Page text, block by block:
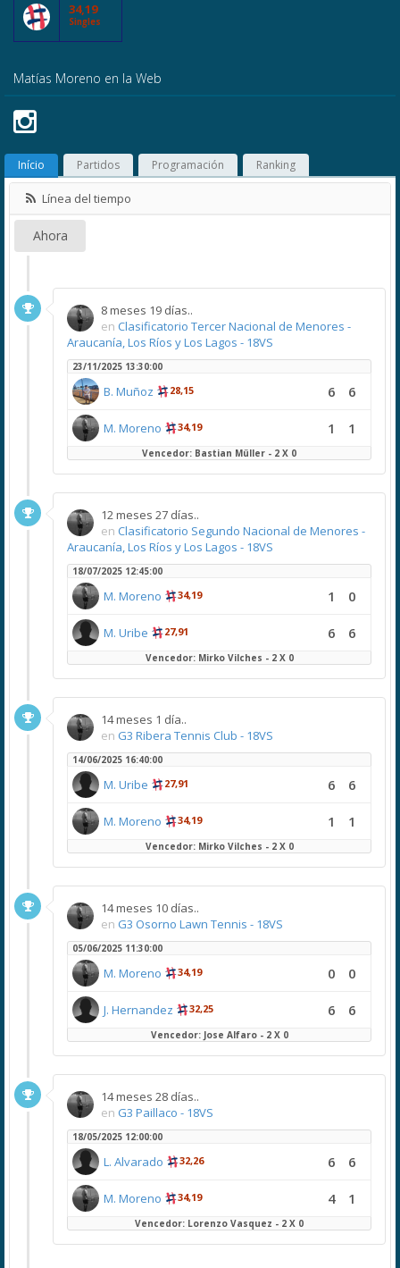
34,19
Singles
Matías Moreno en la Web
Início Partidos Programación Ranking
Línea del tiempo
Ahora
8 meses 19 días..
en Clasificatorio Tercer Nacional de Menores -
Araucanía, Los Ríos y Los Lagos - 18VS
23/11/2025 13:30:00
B. Muñoz 28,15 6 6
M. Moreno 34,19 1 1
Vencedor: Bastian Müller - 2 X 0
12 meses 27 días..
en Clasificatorio Segundo Nacional de Menores -
Araucanía, Los Ríos y Los Lagos - 18VS
18/07/2025 12:45:00
M. Moreno 34,19 1 0
M. Uribe 27,91 6 6
Vencedor: Mirko Vilches - 2 X 0
14 meses 1 día..
en G3 Ribera Tennis Club - 18VS
14/06/2025 16:40:00
M. Uribe 27,91 6 6
M. Moreno 34,19 1 1
Vencedor: Mirko Vilches - 2 X 0
14 meses 10 días..
en G3 Osorno Lawn Tennis - 18VS
05/06/2025 11:30:00
M. Moreno 34,19 0 0
J. Hernandez 32,25 6 6
Vencedor: Jose Alfaro - 2 X 0
14 meses 28 días..
en G3 Paillaco - 18VS
18/05/2025 12:00:00
L. Alvarado 32,26 6 6
M. Moreno 34,19 4 1
Vencedor: Lorenzo Vasquez - 2 X 0